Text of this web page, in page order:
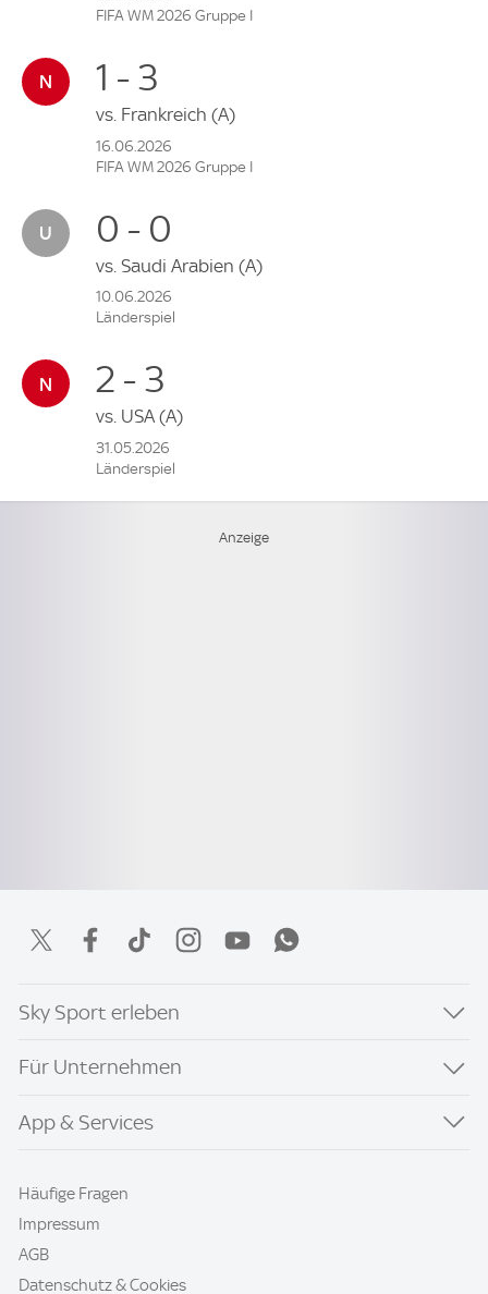
FIFA WM 2026 Gruppe I
1 - 3
vs. Frankreich (A)
16.06.2026
FIFA WM 2026 Gruppe I
0 - 0
vs. Saudi Arabien (A)
10.06.2026
Länderspiel
2 - 3
vs. USA (A)
31.05.2026
Länderspiel
Sky Sport erleben
Für Unternehmen
App & Services
Häufige Fragen
Impressum
AGB
Datenschutz & Cookies